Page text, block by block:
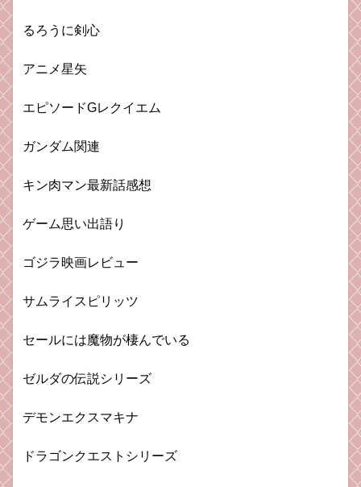
るろうに剣心
アニメ星矢
エピソードGレクイエム
ガンダム関連
キン肉マン最新話感想
ゲーム思い出語り
ゴジラ映画レビュー
サムライスピリッツ
セールには魔物が棲んでいる
ゼルダの伝説シリーズ
デモンエクスマキナ
ドラゴンクエストシリーズ